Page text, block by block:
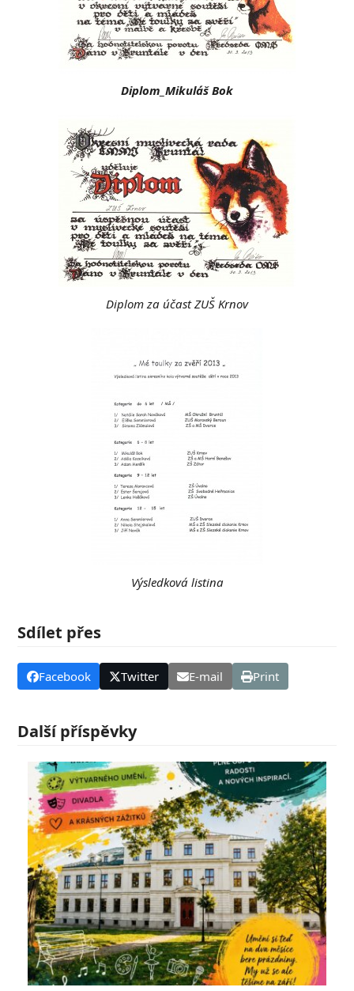
Diplom_Mikuláš Bok
Diplom za účast ZUŠ Krnov
Výsledková listina
Sdílet přes
Facebook Twitter E-mail Print
Další příspěvky